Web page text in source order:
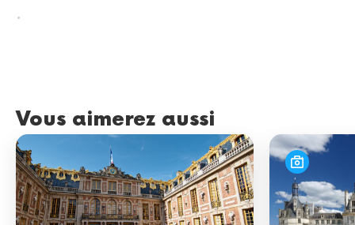
.
Vous aimerez aussi